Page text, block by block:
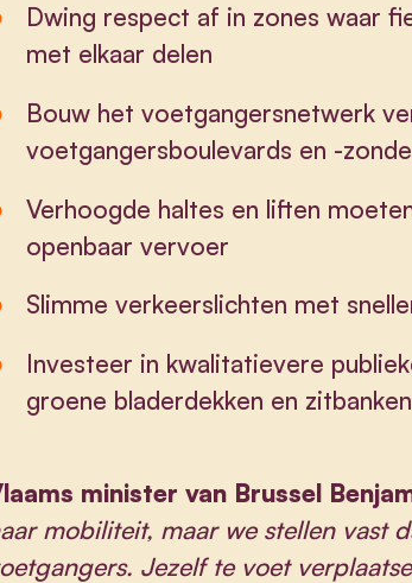
Dwing respect af in zones waar
met elkaar delen
Bouw het voetgangersnetwerk
voetgangersboulevards en -
Verhoogde haltes en liften
openbaar vervoer
Slimme verkeerslichten met
Investeer in kwalitatievere
groene bladerdekken en zitbanken
minister van Brussel
mobiliteit, maar we stellen vast
Jezelf te voet